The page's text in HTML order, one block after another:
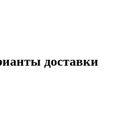
доставки